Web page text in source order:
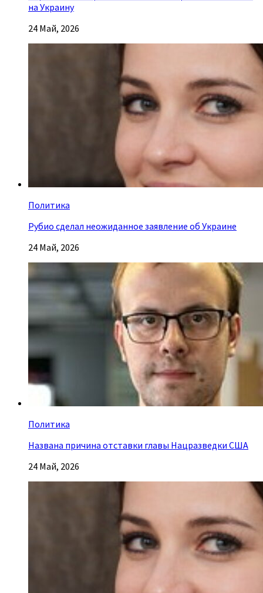
на Украину
24 Май, 2026
Политика
Рубио сделал неожиданное заявление об Украине
24 Май, 2026
Политика
Названа причина отставки главы Нацразведки США
24 Май, 2026